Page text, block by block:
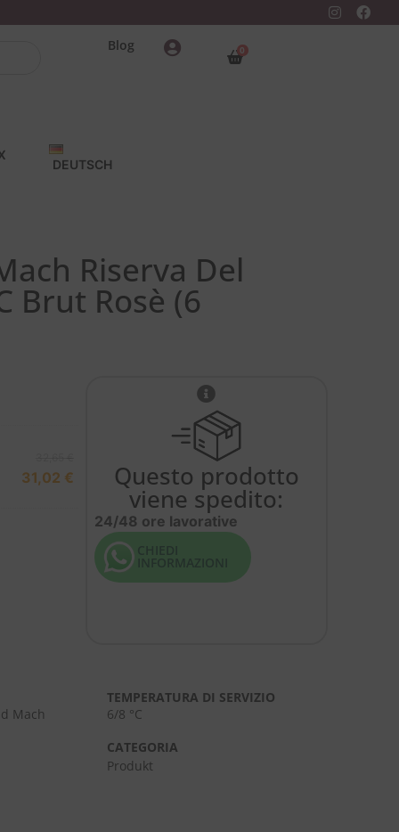
Blog 0
DEUTSCH
Riserva Del
Brut Rosè (6
31,02 € Questo prodotto
viene spedito:
24/48 ore lavorative
Mach
TEMPERATURA DI SERVIZIO
6/8 °C
CATEGORIA
Produkt